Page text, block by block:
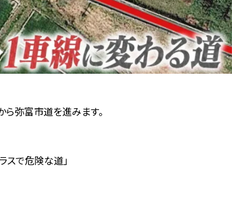
弥富市道を進みます。
スで危険な道」